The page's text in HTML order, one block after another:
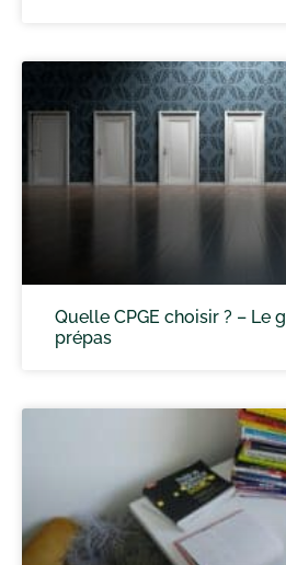
Quelle CPGE choisir ? – Le
prépas